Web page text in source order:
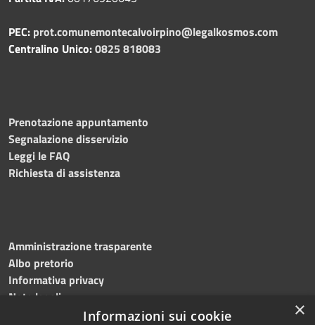
PEC: prot.comunemontecalvoirpino@legalkosmos.com
Centralino Unico:0825 818083
Prenotazione appuntamento
Segnalazione disservizio
Leggi le FAQ
Richiesta di assistenza
Amministrazione trasparente
Albo pretorio
Informativa privacy
Note legali
Dichiarazione di accessibilità
×
Informazioni sui cookie